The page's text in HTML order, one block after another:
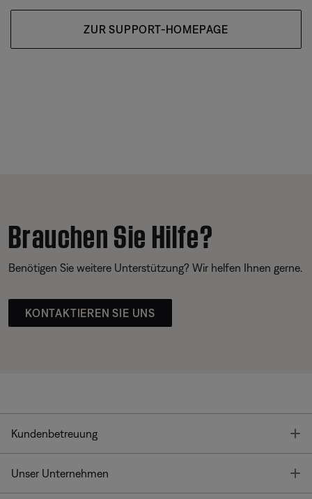
ZUR SUPPORT-HOMEPAGE
Brauchen Sie Hilfe?
Benötigen Sie weitere Unterstützung? Wir helfen Ihnen gerne.
KONTAKTIEREN SIE UNS
Kundenbetreuung
Unser Unternehmen